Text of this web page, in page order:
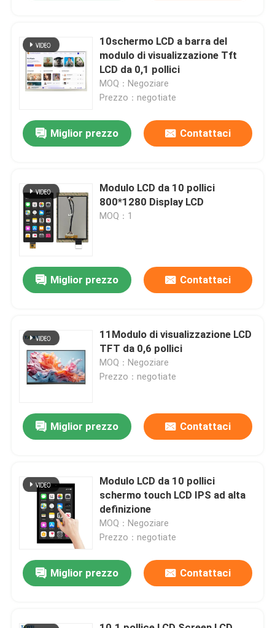
Casa.
Su di noi
Visita alla fabbrica
Controllo della qualità
Chiedi un preventivo
Display LCD TFT
Modulo di TFT LCD
Schermo TFT-LCD
10schermo LCD a barra del
modulo di visualizzazione Tft
LCD da 0,1 pollici
MOQ：Negoziare
Prezzo：negotiate
Miglior prezzo Contattaci
Modulo LCD da 10 pollici
800*1280 Display LCD
MOQ：1
Miglior prezzo Contattaci
11Modulo di visualizzazione LCD
TFT da 0,6 pollici
MOQ：Negoziare
Prezzo：negotiate
Miglior prezzo Contattaci
Modulo LCD da 10 pollici
schermo touch LCD IPS ad alta
definizione
MOQ：Negoziare
Prezzo：negotiate
Miglior prezzo Contattaci